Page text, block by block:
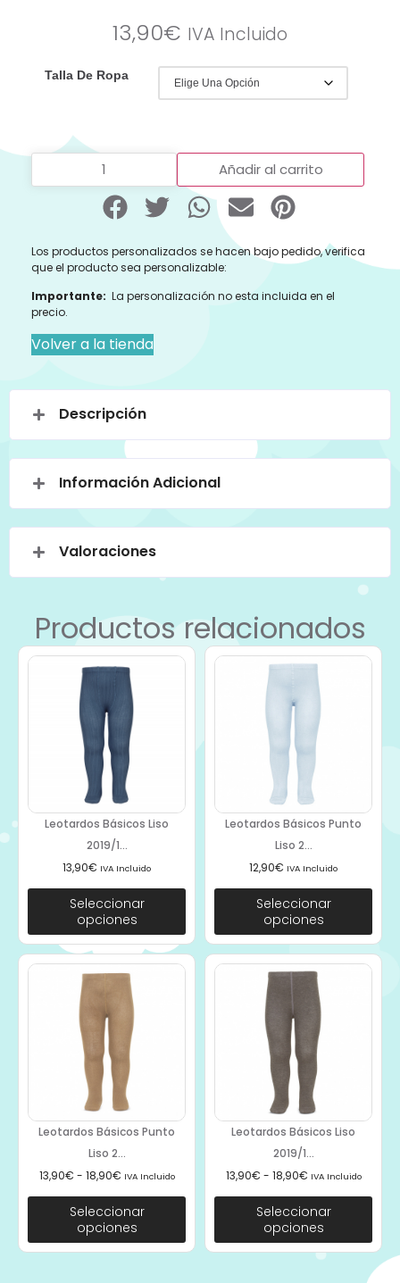
13,90€ IVA Incluido
Talla De Ropa
Añadir al carrito
Los productos personalizados se hacen bajo pedido, verifica
que el producto sea personalizable:
Importante: La personalización no esta incluida en el
precio.
Volver a la tienda
Descripción
Información Adicional
Valoraciones
Productos relacionados
Leotardos Básicos Liso
2019/1...
13,90€ IVA Incluido
Seleccionar
opciones
Leotardos Básicos Punto
Liso 2...
12,90€ IVA Incluido
Seleccionar
opciones
Leotardos Básicos Punto
Liso 2...
13,90€ - 18,90€ IVA Incluido
Seleccionar
opciones
Leotardos Básicos Liso
2019/1...
13,90€ - 18,90€ IVA Incluido
Seleccionar
opciones